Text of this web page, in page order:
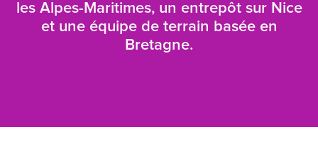
les Alpes-Maritimes, un entrepôt sur Nice
et une équipe de terrain basée en
Bretagne.